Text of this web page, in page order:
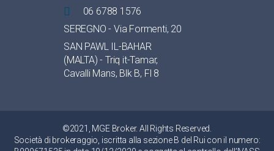
06 6788 1576
SEREGNO - Via Formenti, 20
SAN PAWL IL-BAHAR
(MALTA) - Triq it-Tamar,
Cavalli Mans, Blk B, Fl 8
©2021, MGE Broker. All Rights Reserved.
Società di brokeraggio, iscritta alla sezione B del Rui con il numero: